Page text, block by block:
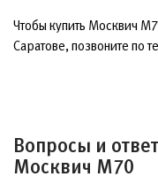
Чтобы купить Москвич
Саратове, позвоните по
Вопросы и
Москвич М70